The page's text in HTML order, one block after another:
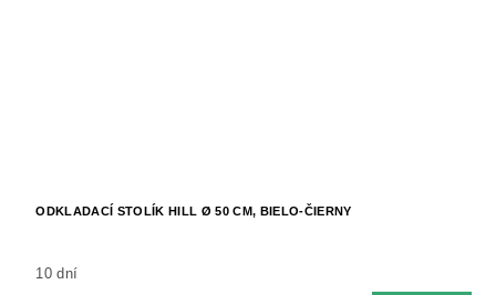
ODKLADACÍ STOLÍK HILL Ø 50 CM, BIELO-ČIERNY
10 dní